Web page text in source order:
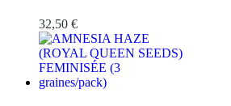
32,50 €